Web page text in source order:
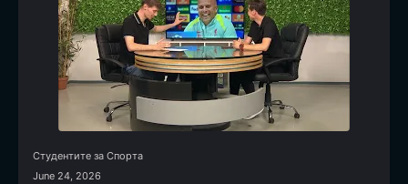
Студентите за Спортa
June 24, 2026